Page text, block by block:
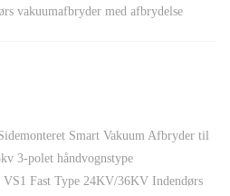
vakuumafbryder med afbrydelse
Smart Vakuum Afbryder til
3-polet håndvognstype
VS1 Fast Type 24KV/36KV Indendørs